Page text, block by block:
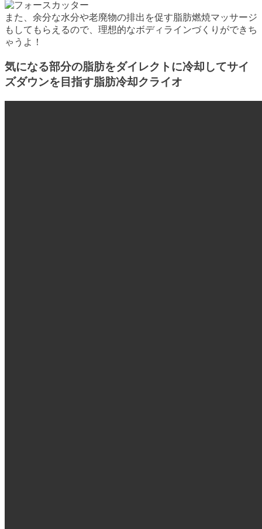
また、余分な水分や老廃物の排出を促す脂肪燃焼マッサージ
もしてもらえるので、理想的なボディラインづくりができち
ゃうよ！
気になる部分の脂肪をダイレクトに冷却してサイ
ズダウンを目指す脂肪冷却クライオ